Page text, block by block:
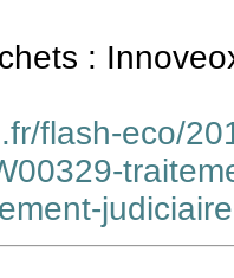
:
flash-eco/